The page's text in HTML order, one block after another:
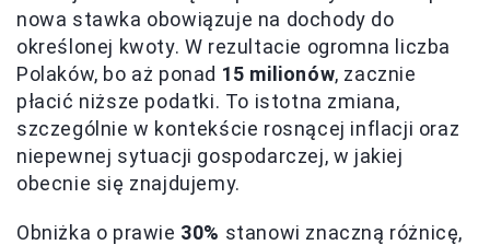
nowa stawka obowiązuje na dochody do
określonej kwoty. W rezultacie ogromna liczba
Polaków, bo aż ponad 15 milionów, zacznie
płacić niższe podatki. To istotna zmiana,
szczególnie w kontekście rosnącej inflacji oraz
niepewnej sytuacji gospodarczej, w jakiej
obecnie się znajdujemy.
Obniżka o prawie 30% stanowi znaczną różnicę,